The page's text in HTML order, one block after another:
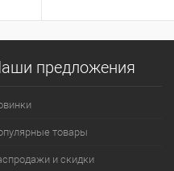
предложения
товары
и скидки